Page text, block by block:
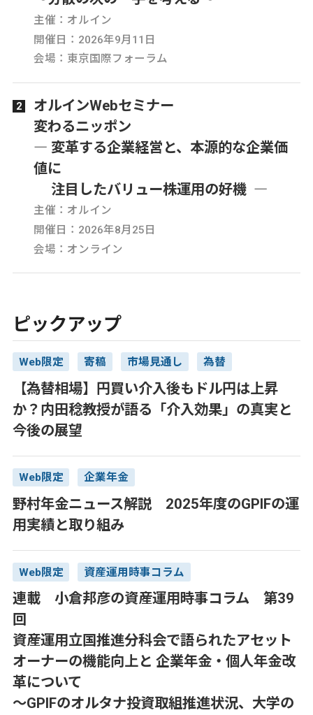
主催：オルイン
開催日：2026年9月11日
会場：東京国際フォーラム
オルインWebセミナー
変わるニッポン
― 変革する企業経営と、本源的な企業価
値に
注目したバリュー株運用の好機 ―
主催：オルイン
開催日：2026年8月25日
会場：オンライン
ピックアップ
Web限定 寄稿 市場見通し 為替
【為替相場】円買い介入後もドル円は上昇
か？内田稔教授が語る「介入効果」の真実と
今後の展望
Web限定 企業年金
野村年金ニュース解説 2025年度のGPIFの運
用実績と取り組み
Web限定 資産運用時事コラム
連載 小倉邦彦の資産運用時事コラム 第39
回
資産運用立国推進分科会で語られたアセット
オーナーの機能向上と 企業年金・個人年金改
革について
～GPIFのオルタナ投資取組推進状況、大学の